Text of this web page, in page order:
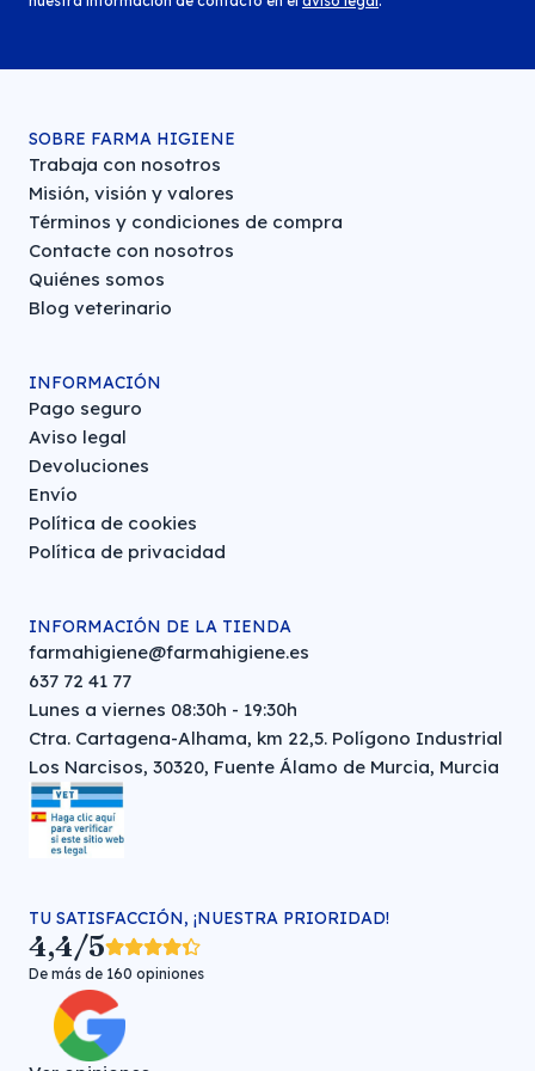
SOBRE FARMA HIGIENE
Trabaja con nosotros
Misión, visión y valores
Términos y condiciones de compra
Contacte con nosotros
Quiénes somos
Blog veterinario
INFORMACIÓN
Pago seguro
Aviso legal
Devoluciones
Envío
Política de cookies
Política de privacidad
INFORMACIÓN DE LA TIENDA
farmahigiene@farmahigiene.es
637 72 41 77
Lunes a viernes 08:30h - 19:30h
Ctra. Cartagena-Alhama, km 22,5. Polígono Industrial
Los Narcisos, 30320, Fuente Álamo de Murcia, Murcia
TU SATISFACCIÓN, ¡NUESTRA PRIORIDAD!
4,4/5
De más de 160 opiniones